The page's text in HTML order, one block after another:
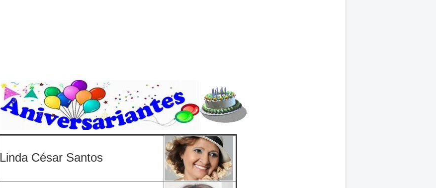
Linda César Santos